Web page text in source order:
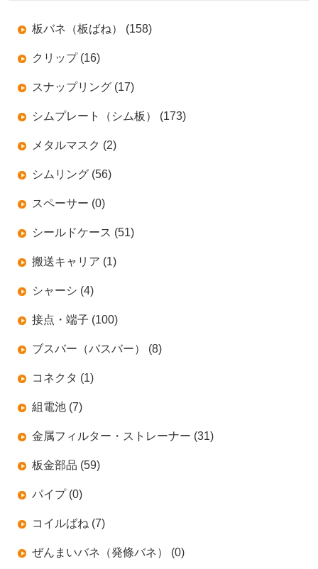
板バネ（板ばね） (158)
クリップ (16)
スナップリング (17)
シムプレート（シム板） (173)
メタルマスク (2)
シムリング (56)
スペーサー (0)
シールドケース (51)
搬送キャリア (1)
シャーシ (4)
接点・端子 (100)
ブスバー（バスバー） (8)
コネクタ (1)
組電池 (7)
金属フィルター・ストレーナー (31)
板金部品 (59)
パイプ (0)
コイルばね (7)
ぜんまいバネ（発條バネ） (0)